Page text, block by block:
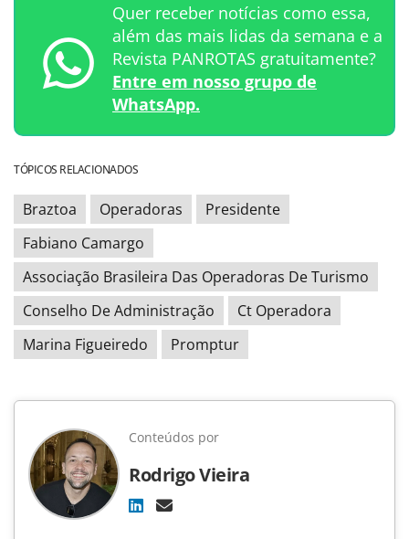
Quer receber notícias como essa,
além das mais lidas da semana e a
Revista PANROTAS gratuitamente?
Entre em nosso grupo de
WhatsApp.
TÓPICOS RELACIONADOS
Braztoa Operadoras
Presidente
Fabiano Camargo
Associação Brasileira Das Operadoras De Turismo
Conselho De Administração
Ct Operadora
Marina Figueiredo
Promptur
Conteúdos por
Rodrigo Vieira